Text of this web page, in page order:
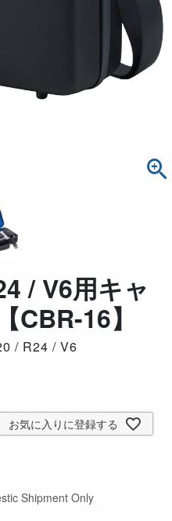
/ R24 / V6
/ V6用キャ
CBR-16】
お気に入りに登録する
Shipment Only